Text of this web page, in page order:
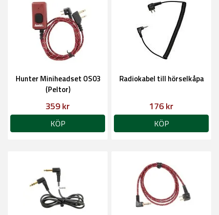
Hunter Miniheadset OS03
(Peltor)
359 kr
KÖP
Radiokabel till hörselkåpa
176 kr
KÖP